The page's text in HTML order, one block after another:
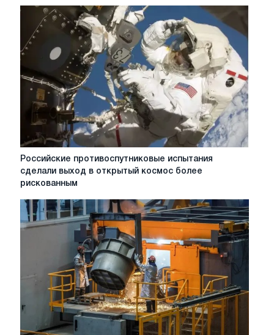
строительной
спецтехники
в
январе
—
марте
вырос
26,4%
Российские
противоспутниковые
выход
открытый
рискованным
Российские противоспутниковые испытания
сделали выход в открытый космос более
рискованным